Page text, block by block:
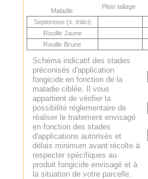
Maladie
Plein tallage
Septoriose (s. tritici)
Rouille Jaune
Rouille Brune
Schéma indicatif des stades
préconisés d'application
fongicide en fonction de la
maladie ciblée. Il vous
appartient de vérifier la
possibilité réglementaire de
réaliser le traitement envisagé
en fonction des stades
d'applications autorisés et
délais minimum avant récolte à
respecter spécifiques au
produit fongicide envisagé et à
la situation de votre parcelle.